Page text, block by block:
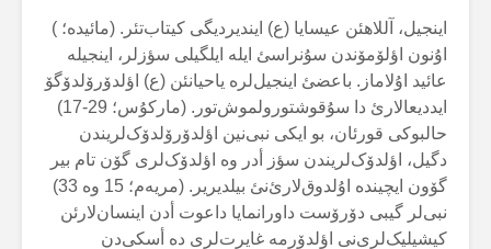
اینجیل، آللاهئن عیسایا (ع) ایندیردیگی کیتاب‌تئر. (مائیدە؛ )
اۇنون اؤلۆمۆندن سۇنراسئ ایلە ایلگیلی سؤزلر، اینجیلە
عائید اۇلاماز. باعضئ اینجیل‌لرە یاحیانئن (ع) اؤلدۆرۆلدۆگۆ
ایددیعالارئ دا سۇقوشتورولموش‌تور. (مارکۇس؛ 29-17)
حالبوکی قورئان، بو ایکی نبی‌نین اؤلدۆرۆلدۆک‌لریندن
دگیل، اؤلدۆک‌لریندن سؤز أدر وە اؤلدۆک‌لری گۆن تام بیر
گۆون ایچیندە اۇلدوق‌لارئ‌نئ بیلدیریر. (مریەم؛ 15 وە 33)
نبی‌لر گیبی دۆرۆست داورانمایا داعوت أدن اینسان‌لارئن
کیشیلیک‌لری‌نی اؤلدۆرمە غایرت‌لری دە أسکی‌دن